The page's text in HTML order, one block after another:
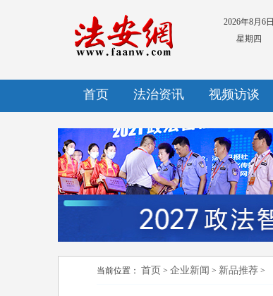
2026年8月6日
星期四
首页 法治资讯 视频访谈
当前位置： 首页 > 企业新闻 > 新品推荐 >